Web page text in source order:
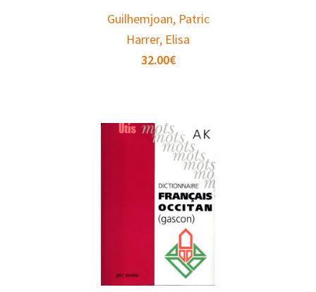
Guilhemjoan, Patric
Harrer, Elisa
32.00€